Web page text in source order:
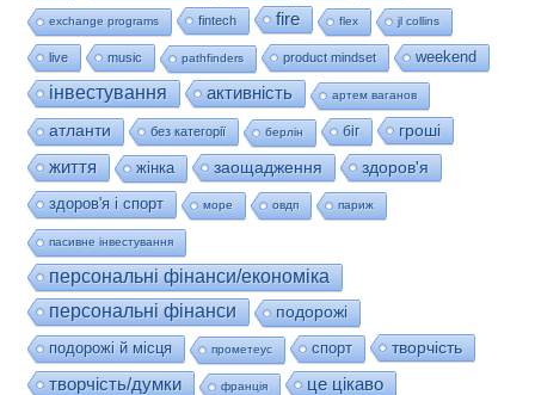
exchange programs fintech fire flex jl collins
live music pathfinders product mindset weekend
інвестування активність артем ваганов
атланти без категорії берлін біг гроші
життя жінка заощадження здоров'я
здоров'я і спорт море овдп париж
пасивне інвестування
персональні фінанси/економіка
персональні фінанси
подорожі
подорожі й місця
прометеус спорт
творчість
творчість/думки
франція це цікаво